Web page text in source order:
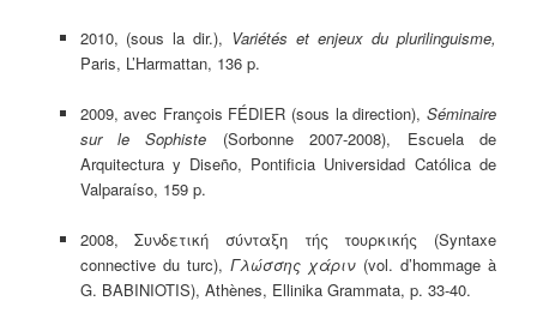
2010, (sous la dir.), Variétés et enjeux du plurilinguisme,
Paris, L’Harmattan, 136 p.
2009, avec François FÉDIER (sous la direction), Séminaire
sur le Sophiste (Sorbonne 2007-2008), Escuela de
Arquitectura y Diseño, Pontificia Universidad Católica de
Valparaíso, 159 p.
2008, Συνδετική σύνταξη τής τουρκικής (Syntaxe
connective du turc), Γλώσσης χάριν (vol. d’hommage à
G. BABINIOTIS), Athènes, Ellinika Grammata, p. 33-40.